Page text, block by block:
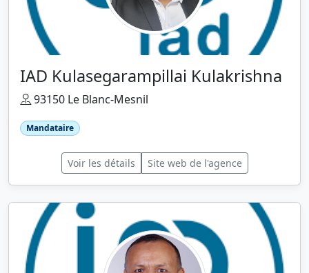
IAD Kulasegarampillai Kulakrishna
93150 Le Blanc-Mesnil
Mandataire
Voir les détails Site web de l'agence